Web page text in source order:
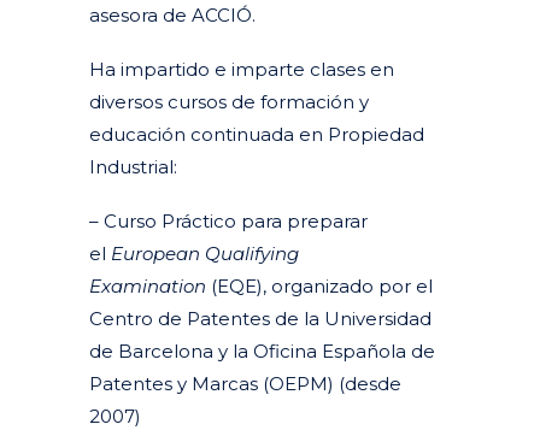
asesora de ACCIÓ.
Ha impartido e imparte clases en
diversos cursos de formación y
educación continuada en Propiedad
Industrial:
– Curso Práctico para preparar
el European Qualifying
Examination (EQE), organizado por el
Centro de Patentes de la Universidad
de Barcelona y la Oficina Española de
Patentes y Marcas (OEPM) (desde
2007)